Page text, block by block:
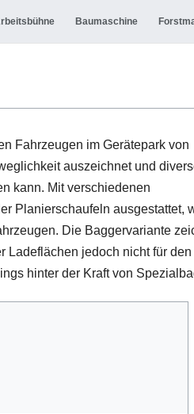
Baumaschine
Fahrzeugen im Gerätepark von
auszeichnet und
kann. Mit verschiedenen
Planierschaufeln
Die Baggervariante
Ladeflächen jedoch nicht für
hinter der Kraft von